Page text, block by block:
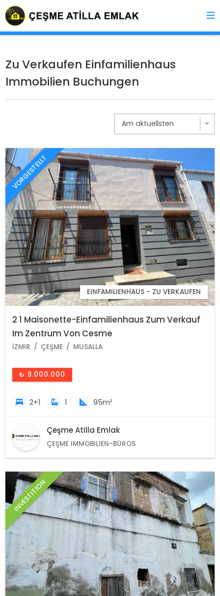
Zu Verkaufen Einfamilienhaus
Immobilien Buchungen
VORGESTELLT
EINFAMILIENHAUS - ZU VERKAUFEN
2 1 Maisonette-Einfamilienhaus Zum Verkauf
Im Zentrum Von Cesme
İZMIR ÇEŞME MUSALLA
₺ 8.000.000
2+1 1 95m²
Çeşme Atilla Emlak
ÇEŞME IMMOBILIEN-BÜROS
INVESTITION